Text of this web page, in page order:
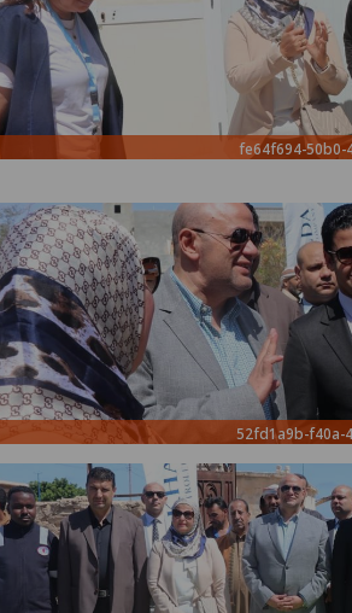
fe64f694-
52fd1a9b-f40a-